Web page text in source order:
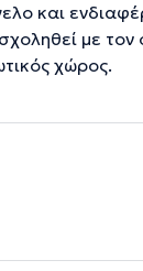
και
με
χώρος.